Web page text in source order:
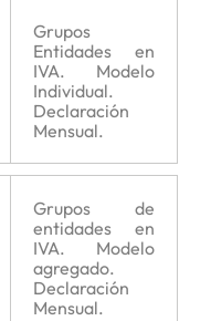
Grupos
Entidades en
IVA. Modelo
Individual.
Declaración
Mensual.
Grupos de
entidades en
IVA. Modelo
agregado.
Declaración
Mensual.